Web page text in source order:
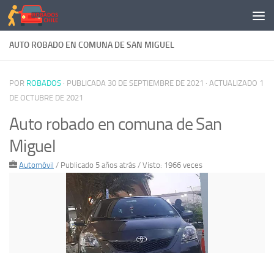
Saltar al contenido
AUTO ROBADO EN COMUNA DE SAN MIGUEL
POR ROBADOS · PUBLICADA 30 DE SEPTIEMBRE DE 2021 · ACTUALIZADO 1
DE OCTUBRE DE 2021
Auto robado en comuna de San
Miguel
Automóvil / Publicado 5 años atrás / Visto: 1966 veces